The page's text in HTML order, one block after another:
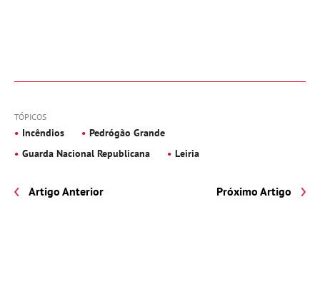
TÓPICOS
Incêndios
Pedrógão Grande
Guarda Nacional Republicana
Leiria
Artigo Anterior Próximo Artigo